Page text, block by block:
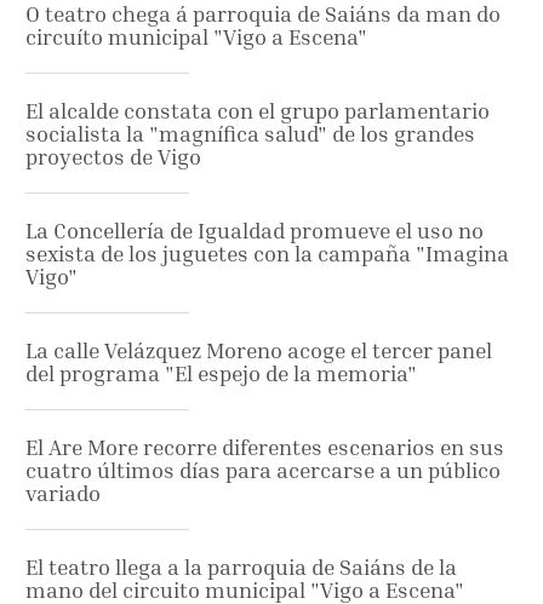
O teatro chega á parroquia de Saiáns da man do
circuíto municipal "Vigo a Escena"
El alcalde constata con el grupo parlamentario
socialista la "magnífica salud" de los grandes
proyectos de Vigo
La Concellería de Igualdad promueve el uso no
sexista de los juguetes con la campaña "Imagina
Vigo"
La calle Velázquez Moreno acoge el tercer panel
del programa "El espejo de la memoria"
El Are More recorre diferentes escenarios en sus
cuatro últimos días para acercarse a un público
variado
El teatro llega a la parroquia de Saiáns de la
mano del circuito municipal "Vigo a Escena"